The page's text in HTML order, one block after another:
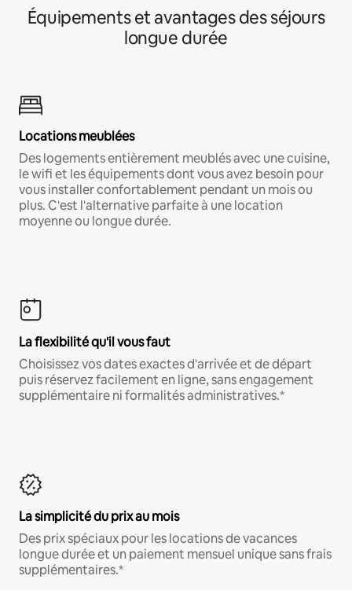
Équipements et avantages des séjours
longue durée
Locations meublées
Des logements entièrement meublés avec une cuisine,
le wifi et les équipements dont vous avez besoin pour
vous installer confortablement pendant un mois ou
plus. C'est l'alternative parfaite à une location
moyenne ou longue durée.
La flexibilité qu'il vous faut
Choisissez vos dates exactes d'arrivée et de départ
puis réservez facilement en ligne, sans engagement
supplémentaire ni formalités administratives.*
La simplicité du prix au mois
Des prix spéciaux pour les locations de vacances
longue durée et un paiement mensuel unique sans frais
supplémentaires.*